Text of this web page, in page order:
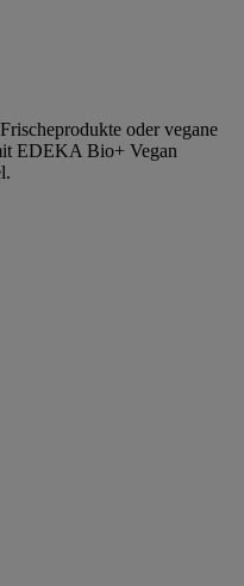
oder vegane
EDEKA Bio+ Vegan